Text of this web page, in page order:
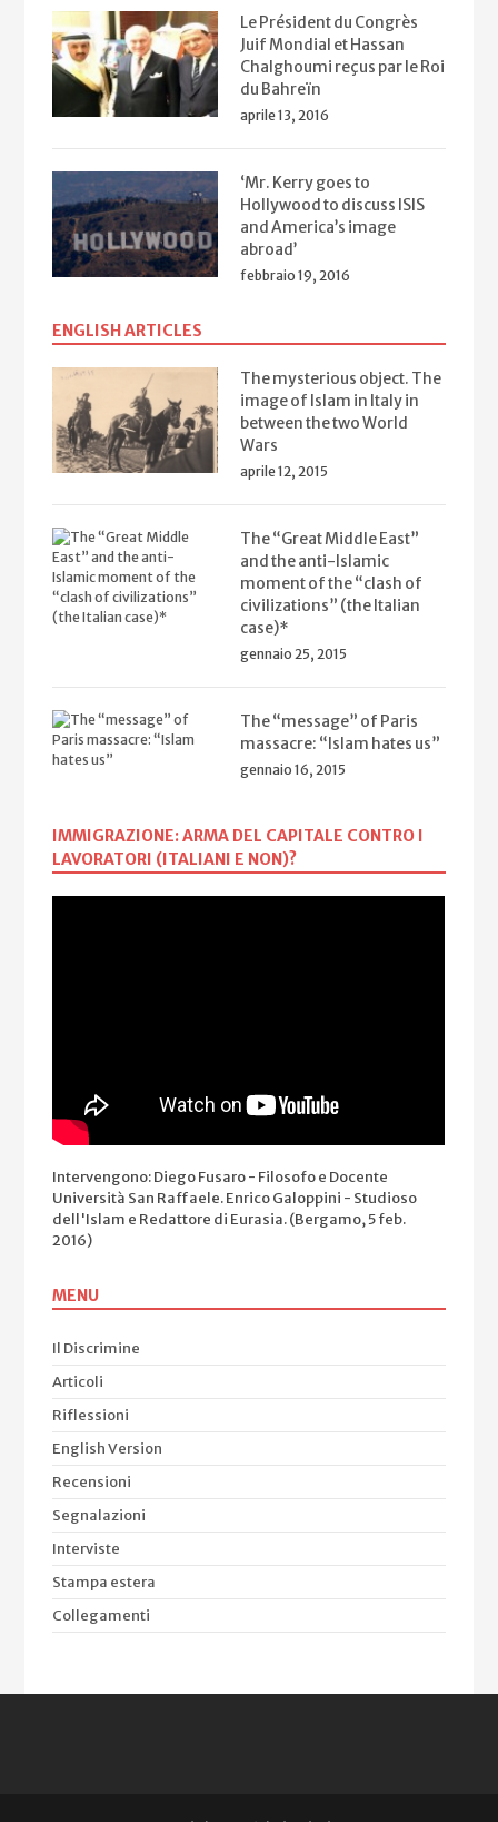
Le Président du Congrès
Juif Mondial et Hassan
Chalghoumi reçus par le Roi
du Bahreïn
aprile 13, 2016
‘Mr. Kerry goes to
Hollywood to discuss ISIS
and America’s image
abroad’
febbraio 19, 2016
ENGLISH ARTICLES
The mysterious object. The
image of Islam in Italy in
between the two World
Wars
aprile 12, 2015
The “Great Middle East”
and the anti-Islamic
moment of the “clash of
civilizations” (the Italian
case)*
gennaio 25, 2015
The “message” of Paris
massacre: “Islam hates us”
gennaio 16, 2015
IMMIGRAZIONE: ARMA DEL CAPITALE CONTRO I
LAVORATORI (ITALIANI E NON)?
Intervengono: Diego Fusaro - Filosofo e Docente
Università San Raffaele. Enrico Galoppini - Studioso
dell'Islam e Redattore di Eurasia. (Bergamo, 5 feb.
2016)
MENU
Il Discrimine
Articoli
Riflessioni
English Version
Recensioni
Segnalazioni
Interviste
Stampa estera
Collegamenti